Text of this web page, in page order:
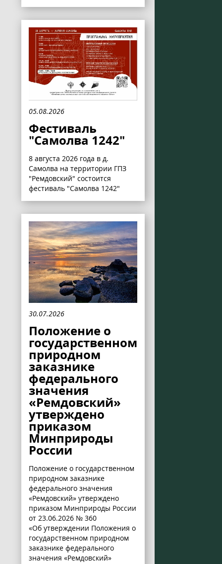
05.08.2026
Фестиваль
"Самолва 1242"
8 августа 2026 года в д.
Самолва на территории ГПЗ
"Ремдовский" состоится
фестиваль "Самолва 1242"
30.07.2026
Положение о
государственном
природном
заказнике
федерального
значения
«Ремдовский»
утверждено
приказом
Минприроды
России
Положение о государственном
природном заказнике
федерального значения
«Ремдовский» утверждено
приказом Минприроды России
от 23.06.2026 № 360
«Об утверждении Положения о
государственном природном
заказнике федерального
значения «Ремдовский»